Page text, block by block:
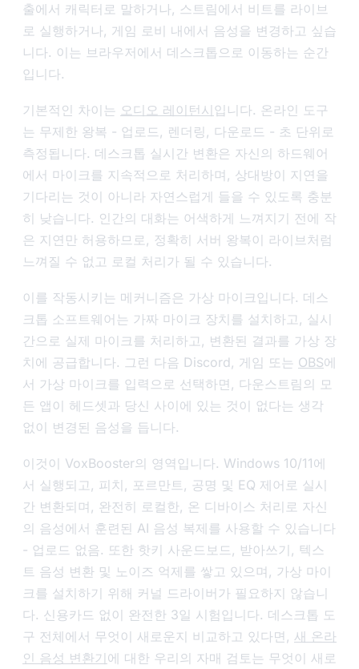
출에서 캐릭터로 말하거나, 스트림에서 비트를 라이브
로 실행하거나, 게임 로비 내에서 음성을 변경하고 싶습
니다. 이는 브라우저에서 데스크톱으로 이동하는 순간
입니다.
기본적인 차이는 오디오 레이턴시 입니다. 온라인 도구
는 무제한 왕복 - 업로드, 렌더링, 다운로드 - 초 단위로
측정됩니다. 데스크톱 실시간 변환은 자신의 하드웨어
에서 마이크를 지속적으로 처리하며, 상대방이 지연을
기다리는 것이 아니라 자연스럽게 들을 수 있도록 충분
히 낮습니다. 인간의 대화는 어색하게 느껴지기 전에 작
은 지연만 허용하므로, 정확히 서버 왕복이 라이브처럼
느껴질 수 없고 로컬 처리가 될 수 있습니다.
이를 작동시키는 메커니즘은 가상 마이크입니다. 데스
크톱 소프트웨어는 가짜 마이크 장치를 설치하고, 실시
간으로 실제 마이크를 처리하고, 변환된 결과를 가상 장
치에 공급합니다. 그런 다음 Discord, 게임 또는 OBS에
서 가상 마이크를 입력으로 선택하면, 다운스트림의 모
든 앱이 헤드셋과 당신 사이에 있는 것이 없다는 생각
없이 변경된 음성을 듭니다.
이것이 VoxBooster의 영역입니다. Windows 10/11에
서 실행되고, 피치, 포르만트, 공명 및 EQ 제어로 실시
간 변환되며, 완전히 로컬한, 온 디바이스 처리로 자신
의 음성에서 훈련된 AI 음성 복제를 사용할 수 있습니다
- 업로드 없음. 또한 핫키 사운드보드, 받아쓰기, 텍스
트 음성 변환 및 노이즈 억제를 쌓고 있으며, 가상 마이
크를 설치하기 위해 커널 드라이버가 필요하지 않습니
다. 신용카드 없이 완전한 3일 시험입니다. 데스크톱 도
구 전체에서 무엇이 새로운지 비교하고 있다면, 새 온라
인 음성 변환기 에 대한 우리의 자매 검토는 무엇이 새로